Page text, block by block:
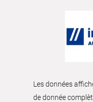
Les données
de donnée